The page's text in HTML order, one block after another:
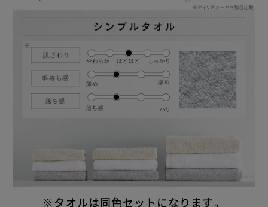
※タオルは同色セットになります。